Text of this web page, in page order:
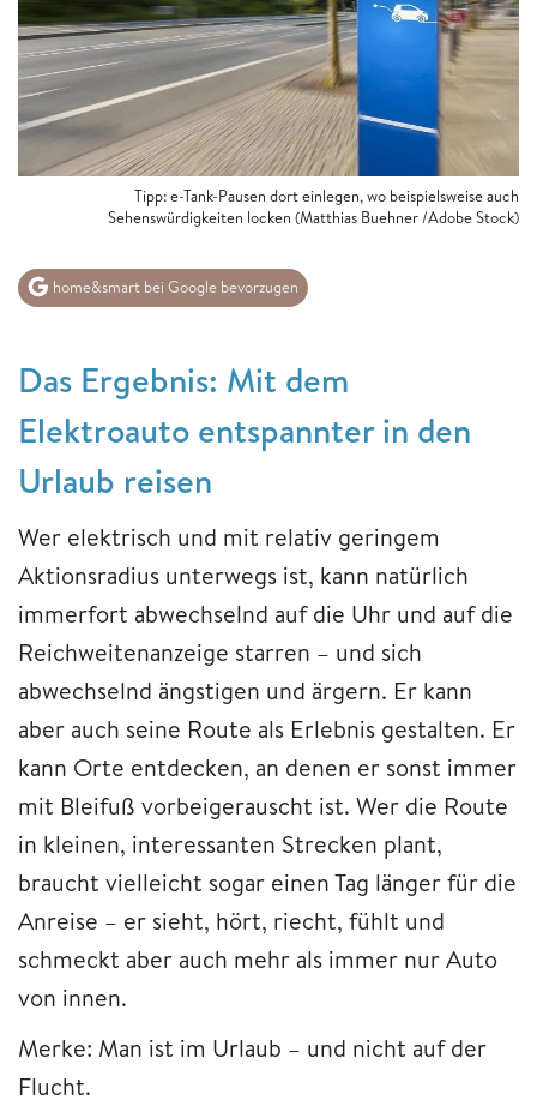
Tipp: e-Tank-Pausen dort einlegen, wo beispielsweise auch
Sehenswürdigkeiten locken (Matthias Buehner /Adobe Stock)
home&smart bei Google bevorzugen
Das Ergebnis: Mit dem
Elektroauto entspannter in den
Urlaub reisen
Wer elektrisch und mit relativ geringem
Aktionsradius unterwegs ist, kann natürlich
immerfort abwechselnd auf die Uhr und auf die
Reichweitenanzeige starren – und sich
abwechselnd ängstigen und ärgern. Er kann
aber auch seine Route als Erlebnis gestalten. Er
kann Orte entdecken, an denen er sonst immer
mit Bleifuß vorbeigerauscht ist. Wer die Route
in kleinen, interessanten Strecken plant,
braucht vielleicht sogar einen Tag länger für die
Anreise – er sieht, hört, riecht, fühlt und
schmeckt aber auch mehr als immer nur Auto
von innen.
Merke: Man ist im Urlaub – und nicht auf der
Flucht.